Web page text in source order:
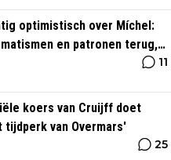
optimistisch over Míchel:
en patronen terug,
11
koers van Cruijff doet
tijdperk van Overmars'
25